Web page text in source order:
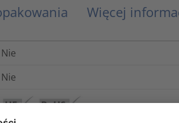
Więcej
Nie
Nie